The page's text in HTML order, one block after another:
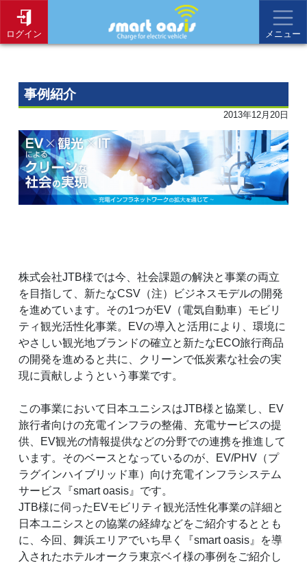
ログイン メニュー
事例紹介
2013年12月20日
株式会社JTB様では今、社会課題の解決と事業の両立
を目指して、新たなCSV（注）ビジネスモデルの開発
を進めています。その1つがEV（電気自動車）モビリ
ティ観光活性化事業。EVの導入と活用により、環境に
やさしい観光地ブランドの確立と新たなECO旅行商品
の開発を進めると共に、クリーンで低炭素な社会の実
現に貢献しようという事業です。
この事業において日本ユニシスはJTB様と協業し、EV
旅行者向けの充電インフラの整備、充電サービスの提
供、EV観光の情報提供などの分野での連携を推進して
います。そのベースとなっているのが、EV/PHV（プ
ラグインハイブリッド車）向け充電インフラシステム
サービス『smart oasis』です。
JTB様に伺ったEVモビリティ観光活性化事業の詳細と
日本ユニシスとの協業の経緯などをご紹介するととも
に、今回、舞浜エリアでいち早く『smart oasis』を導
入されたホテルオークラ東京ベイ様の事例をご紹介し